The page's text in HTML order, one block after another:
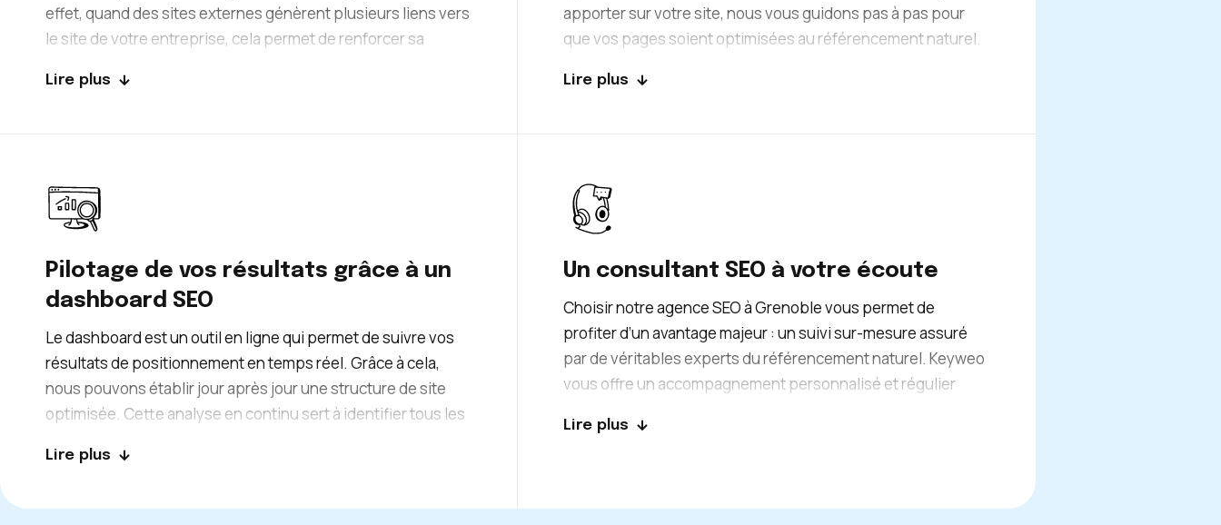
effet, quand des sites externes génèrent plusieurs liens vers
le site de votre entreprise, cela permet de renforcer sa
pour garantir l’efficacité de ces stratégies, il faut sélectionner
Lire plus
apporter sur votre site, nous vous guidons pas à pas pour
que vos pages soient optimisées au référencement naturel.
clairement expliquées. Mais si vous le souhaitez, nos
Lire plus
Pilotage de vos résultats grâce à un
dashboard SEO
Le dashboard est un outil en ligne qui permet de suivre vos
résultats de positionnement en temps réel. Grâce à cela,
nous pouvons établir jour après jour une structure de site
optimisée. Cette analyse en continu sert à identifier tous les
positionner. Nous utilisons toutes ces données et
de votre entreprise.
Lire plus
Un consultant SEO à votre écoute
Choisir notre agence SEO à Grenoble vous permet de
profiter d’un avantage majeur : un suivi sur-mesure assuré
par de véritables experts du référencement naturel. Keyweo
vous offre un accompagnement personnalisé et régulier
à votre disposition pour répondre à toutes vos questions et
clients est une priorité absolue !
Lire plus